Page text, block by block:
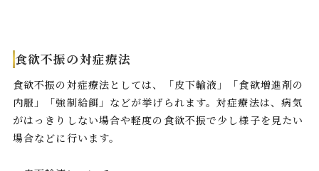
食欲不振の対症療法
食欲不振の対症療法としては、「皮下輸液」「食欲増進剤の
内服」「強制給餌」などが挙げられます。対症療法は、病気
がはっきりしない場合や軽度の食欲不振で少し様子を見たい
場合などに行います。